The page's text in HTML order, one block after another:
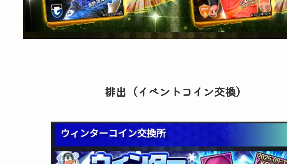
排出（イベントコイン交換）